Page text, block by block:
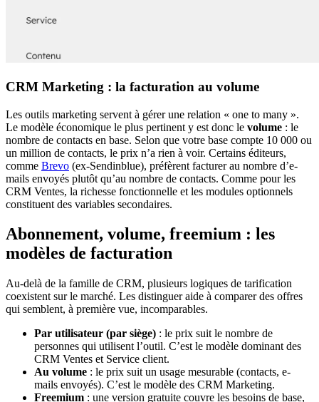
CRM Marketing : la facturation au volume
Les outils marketing servent à gérer une relation « one to many ».
Le modèle économique le plus pertinent y est donc le volume : le
nombre de contacts en base. Selon que votre base compte 10 000 ou
un million de contacts, le prix n’a rien à voir. Certains éditeurs,
comme Brevo (ex-Sendinblue), préfèrent facturer au nombre d’e-
mails envoyés plutôt qu’au nombre de contacts. Comme pour les
CRM Ventes, la richesse fonctionnelle et les modules optionnels
constituent des variables secondaires.
Abonnement, volume, freemium : les
modèles de facturation
Au-delà de la famille de CRM, plusieurs logiques de tarification
coexistent sur le marché. Les distinguer aide à comparer des offres
qui semblent, à première vue, incomparables.
Par utilisateur (par siège) : le prix suit le nombre de
personnes qui utilisent l’outil. C’est le modèle dominant des
CRM Ventes et Service client.
Au volume : le prix suit un usage mesurable (contacts, e-
mails envoyés). C’est le modèle des CRM Marketing.
Freemium : une version gratuite couvre les besoins de base,